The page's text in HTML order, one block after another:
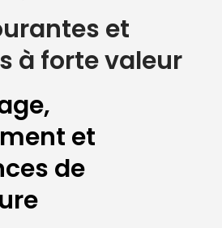
et
à forte valeur
et
de